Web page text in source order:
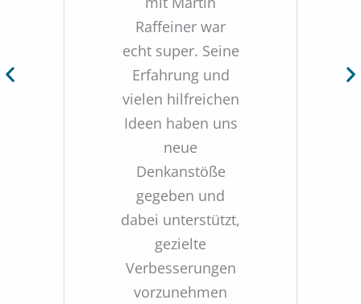
Raffeiner war
echt super. Seine
Erfahrung und
vielen hilfreichen
Ideen haben uns
neue
Denkanstöße
gegeben und
dabei unterstützt,
gezielte
Verbesserungen
vorzunehmen